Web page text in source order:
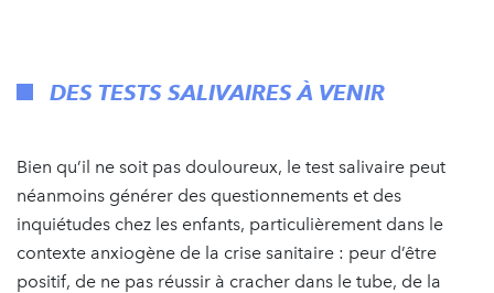
DES TESTS SALIVAIRES À VENIR
Bien qu’il ne soit pas douloureux, le test salivaire peut
néanmoins générer des questionnements et des
inquiétudes chez les enfants, particulièrement dans le
contexte anxiogène de la crise sanitaire : peur d’être
positif, de ne pas réussir à cracher dans le tube, de la